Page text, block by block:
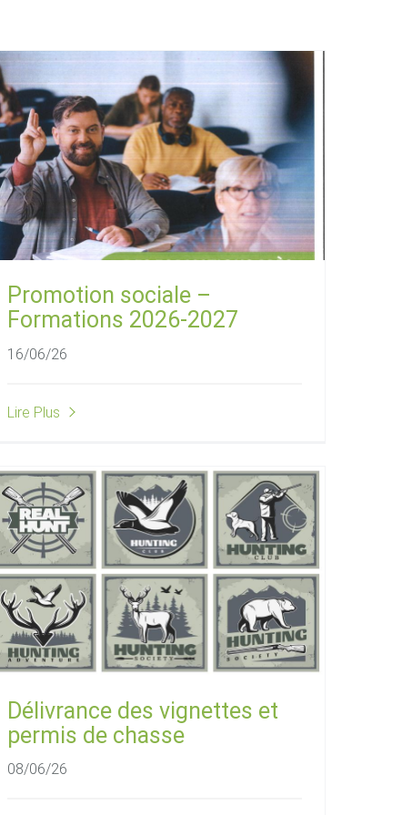
Promotion sociale –
Formations 2026-2027
16/06/26
Lire Plus
Délivrance des vignettes et
permis de chasse
08/06/26